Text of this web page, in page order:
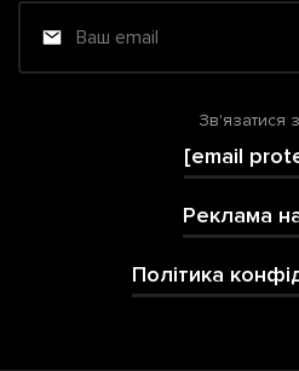
Зв'язатися
[email
Реклама
Політика